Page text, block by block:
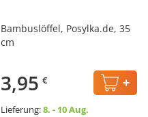
Bambuslöffel, Posylka.de, 35
cm
3,95 €
Lieferung:8. - 10 Aug.